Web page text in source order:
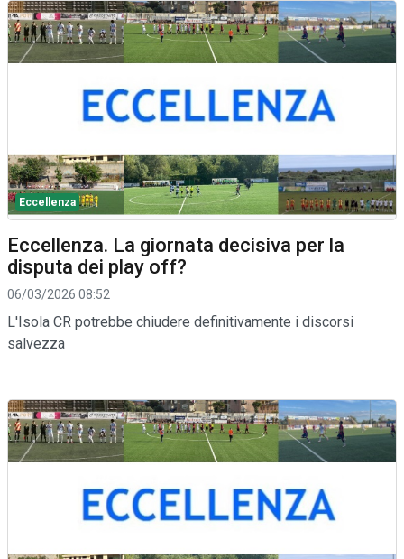
Eccellenza
Eccellenza. La giornata decisiva per la
disputa dei play off?
06/03/2026 08:52
L'Isola CR potrebbe chiudere definitivamente i discorsi
salvezza